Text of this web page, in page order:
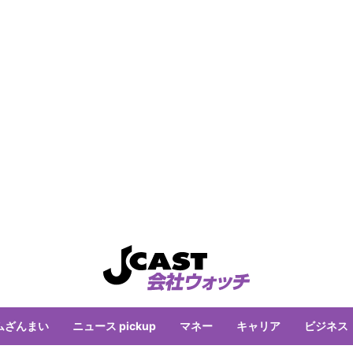
ざんまい ニュース pickup マネー キャリア ビジネス